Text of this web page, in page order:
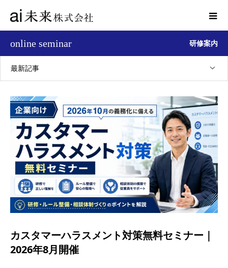
online seminar 研修案内
最新記事
カスタマーハラスメント対策無料セミナー｜
2026年8月開催